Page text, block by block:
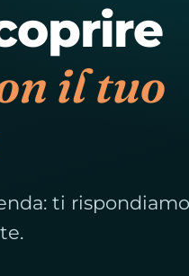
il tuo
ti rispondiamo